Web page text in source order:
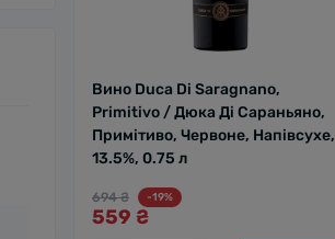
Вино Duca Di Saragnano,
Primitivo / Дюка Ді Сараньяно,
Примітиво, Червоне, Напівсухе,
13.5%, 0.75 л
694 ₴ -19%
559 ₴